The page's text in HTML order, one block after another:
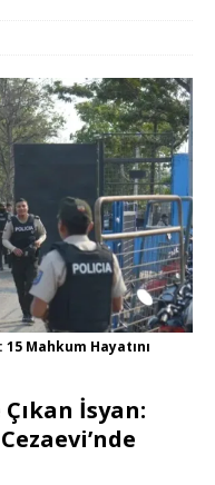
Mahkum Hayatını
İsyan: